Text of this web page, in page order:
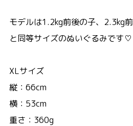
モデルは1.2kg前後の子、2.3kg
と同等サイズのぬいぐるみです♡
XLサイズ
縦：66cm
横：53cm
重さ：360g